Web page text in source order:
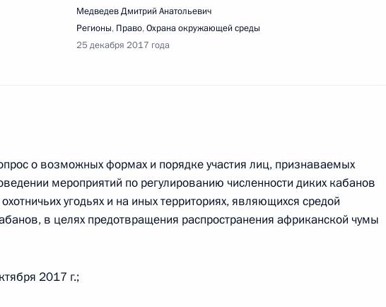
19:30 11 поручений
года, среда
благотворительных организаций и волонтёрского движения
Медведев Дмитрий Анатольевич
Регионы, Право,Охрана окружающей среды
25 декабря 2017 года
о возможных формах и порядке участия лиц, признаваемых
мероприятий по регулированию численности диких кабанов
угодьях и на иных территориях, являющихся средой
в целях предотвращения распространения африканской чумы
2017 г.;